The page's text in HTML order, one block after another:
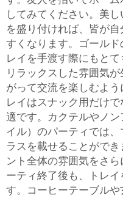
してみてください。美
を盛り付ければ、皆が
すくなります。ゴール
レイを手渡す際にもと
リラックスした雰囲気
がって交流を楽しむよ
レイはスナック用だけ
適です。カクテルやノ
イル）のパーティでは
ラスを載せることがで
ント全体の雰囲気をさ
ーティ終了後も、トレ
す。コーヒーテーブル